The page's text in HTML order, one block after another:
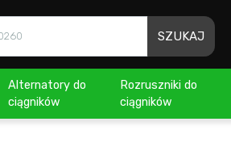
SZUKAJ
Alternatory do
ciągników
Rozruszniki do
ciągników